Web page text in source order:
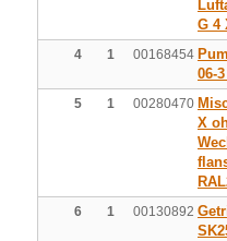
G 4
4 1 00168454
06-
5 1 00280470
X
6 1 00130892